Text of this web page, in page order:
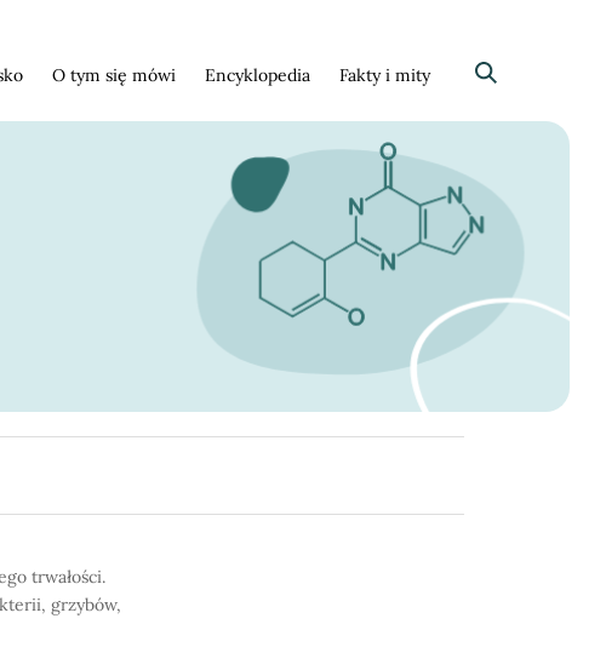
O tym się mówi Encyklopedia Fakty i mity Szukaj
trwałości.
grzybów,